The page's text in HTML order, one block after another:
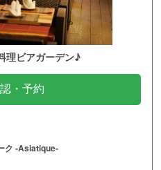
理ビアガーデン♪
・予約
ク ‐Asiatique‐